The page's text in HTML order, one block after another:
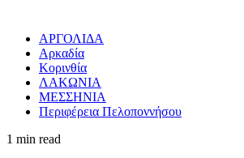
ΑΡΓΟΛΙΔΑ
Αρκαδία
Κορινθία
ΛΑΚΩΝΙΑ
ΜΕΣΣΗΝΙΑ
Περιφέρεια Πελοποννήσου
1 min read